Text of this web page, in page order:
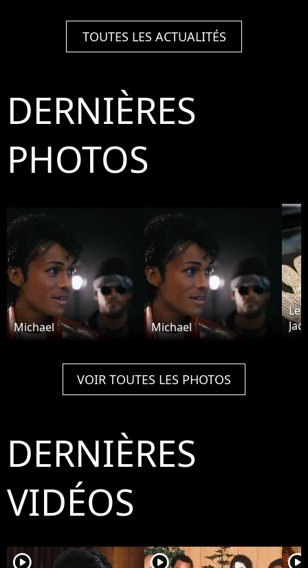
TOUTES LES ACTUALITÉS
DERNIÈRES
PHOTOS
Michael Michael
Le
VOIR TOUTES LES PHOTOS
DERNIÈRES
VIDÉOS
player2 player2 player2